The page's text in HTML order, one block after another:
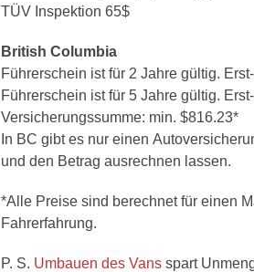
TÜV Inspektion 65$
British Columbia
Führerschein ist für 2 Jahre gültig.
Führerschein ist für 5 Jahre gültig.
Versicherungssumme: min. $816.23*
In BC gibt es nur einen
und den Betrag ausrechnen lassen.
*Alle Preise sind berechnet für einen
Fahrerfahrung.
P. S. Umbauen des Vans spart